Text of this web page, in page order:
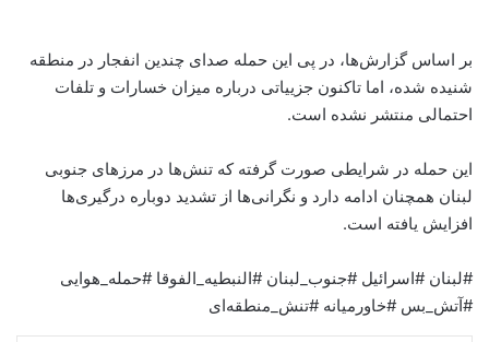
بر اساس گزارش‌ها، در پی این حمله صدای چندین انفجار در منطقه
شنیده شده، اما تاکنون جزییاتی درباره میزان خسارات و تلفات
احتمالی منتشر نشده است.
این حمله در شرایطی صورت گرفته که تنش‌ها در مرزهای جنوبی
لبنان همچنان ادامه دارد و نگرانی‌ها از تشدید دوباره درگیری‌ها
افزایش یافته است.
#لبنان #اسرائیل #جنوب_لبنان #النبطیه_الفوقا #حمله_هوایی
#آتش_بس #خاورمیانه #تنش_منطقه‌ای